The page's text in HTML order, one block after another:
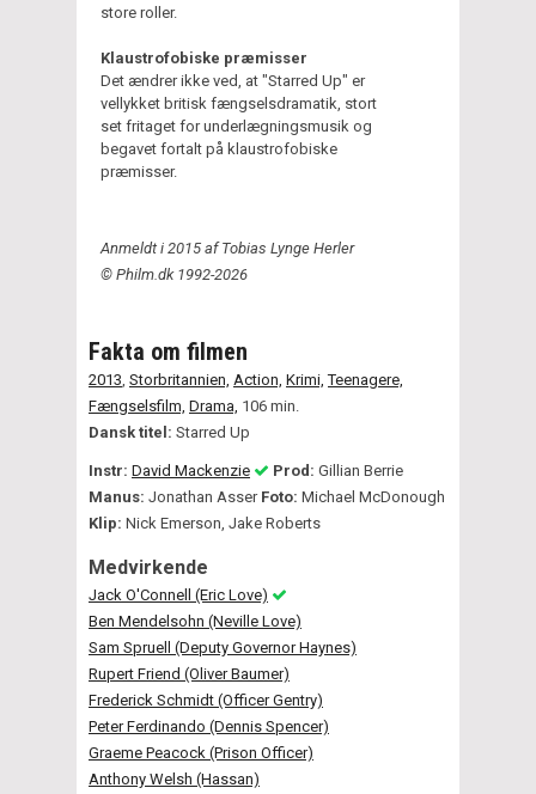
store roller.
Klaustrofobiske præmisser
Det ændrer ikke ved, at "Starred Up" er
vellykket britisk fængselsdramatik, stort
set fritaget for underlægningsmusik og
begavet fortalt på klaustrofobiske
præmisser.
Anmeldt i 2015 af Tobias Lynge Herler
© Philm.dk 1992-2026
Fakta om filmen
2013 Storbritannien, Action, Krimi, Teenagere,
Fængselsfilm, Drama, 106 min.
Dansk titel: Starred Up
Instr: David Mackenzie Prod: Gillian Berrie
Manus: Jonathan Asser Foto: Michael McDonough
Klip: Nick Emerson, Jake Roberts
Medvirkende
Jack O'Connell (Eric Love)
Ben Mendelsohn (Neville Love)
Sam Spruell (Deputy Governor Haynes)
Rupert Friend (Oliver Baumer)
Frederick Schmidt (Officer Gentry)
Peter Ferdinando (Dennis Spencer)
Graeme Peacock (Prison Officer)
Anthony Welsh (Hassan)